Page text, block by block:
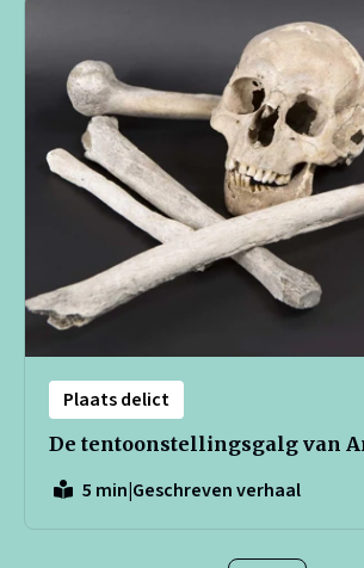
Plaats delict
De tentoonstellingsgalg van
5 min|Geschreven verhaal